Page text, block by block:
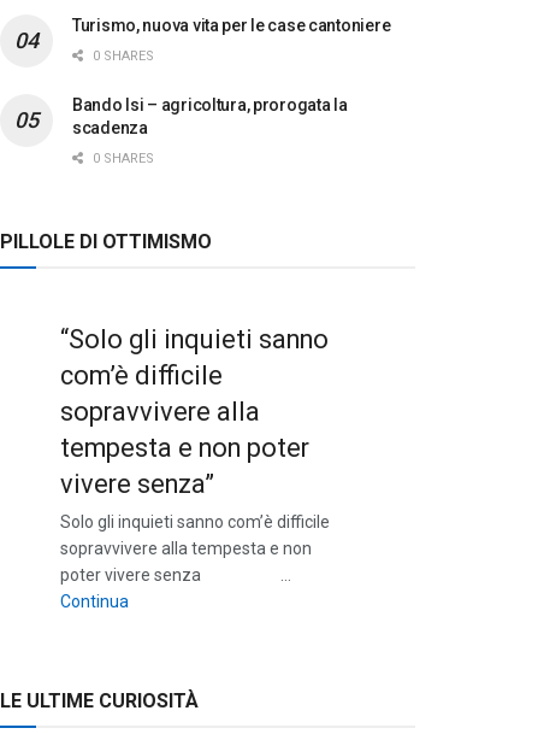
Turismo, nuova vita per le case cantoniere
0 SHARES
Bando Isi – agricoltura, prorogata la
scadenza
0 SHARES
PILLOLE DI OTTIMISMO
“Solo gli inquieti sanno
com’è difficile
sopravvivere alla
tempesta e non poter
vivere senza”
Solo gli inquieti sanno com’è difficile
sopravvivere alla tempesta e non
poter vivere senza …
Continua
LE ULTIME CURIOSITÀ